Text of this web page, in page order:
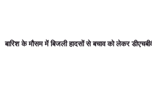
बारिश के मौसम में बिजली हादसों से बचाव को लेकर